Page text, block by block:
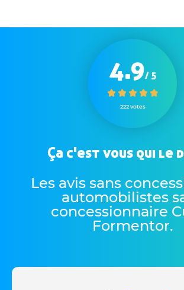
4.9/ 5
222 votes
Ça c'est vous qui le
Les avis sans
automobilistes
concessionnaire
Formentor.